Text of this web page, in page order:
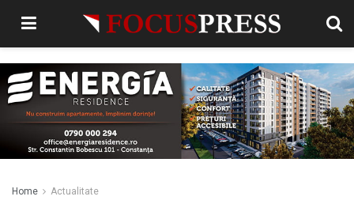
Home Actualitate